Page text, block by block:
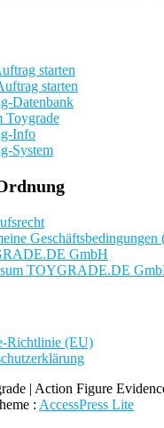
starten
starten
Datenbank
Toygrade
Info
System
GmbH
TOYGRADE.DE
Richtlinie (EU)
| Action Figure
: AccessPress Lite